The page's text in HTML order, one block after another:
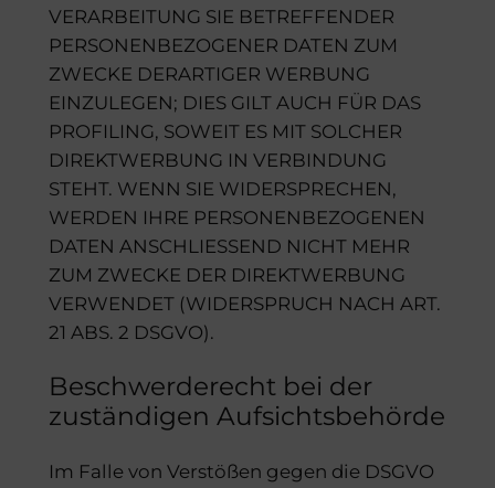
VERARBEITUNG SIE BETREFFENDER
PERSONENBEZOGENER DATEN ZUM
ZWECKE DERARTIGER WERBUNG
EINZULEGEN; DIES GILT AUCH FÜR DAS
PROFILING, SOWEIT ES MIT SOLCHER
DIREKTWERBUNG IN VERBINDUNG
STEHT. WENN SIE WIDERSPRECHEN,
WERDEN IHRE PERSONENBEZOGENEN
DATEN ANSCHLIESSEND NICHT MEHR
ZUM ZWECKE DER DIREKTWERBUNG
VERWENDET (WIDERSPRUCH NACH ART.
21 ABS. 2 DSGVO).
Beschwerderecht bei der
zuständigen Aufsichtsbehörde
Im Falle von Verstößen gegen die DSGVO